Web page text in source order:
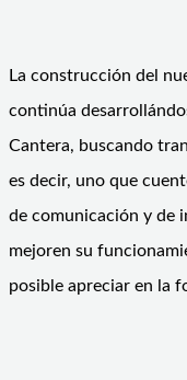
La construcción del
continúa
Cantera, buscando
es decir, uno que
de comunicación y de
mejoren su
posible apreciar en la